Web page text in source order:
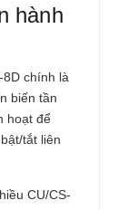
hành
8D chính là
biến tần
hoạt để
tắt liên